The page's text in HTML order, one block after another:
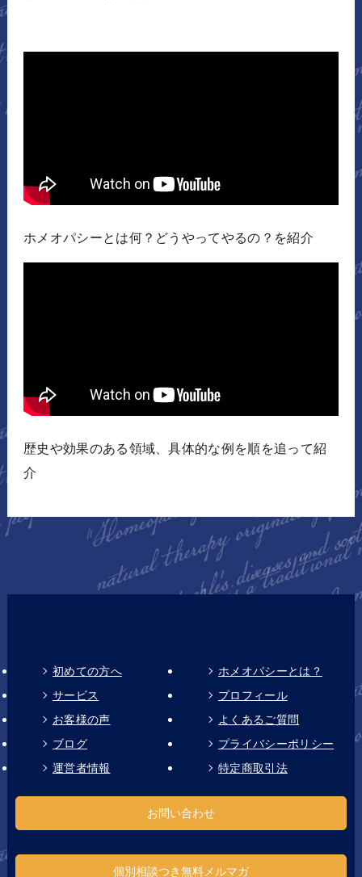
ホメオパシーとは何？どうやってやるの？を紹介
歴史や効果のある領域、具体的な例を順を追って紹
介
初めての方へ
ホメオパシーとは？
サービス
プロフィール
お客様の声
よくあるご質問
ブログ
プライバシーポリシー
運営者情報
特定商取引法
お問い合わせ
個別相談つき無料メルマガ